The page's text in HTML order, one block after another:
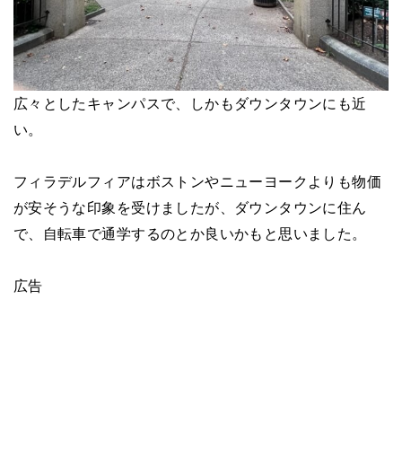
広々としたキャンパスで、しかもダウンタウンにも近
い。
フィラデルフィアはボストンやニューヨークよりも物価
が安そうな印象を受けましたが、ダウンタウンに住ん
で、自転車で通学するのとか良いかもと思いました。
広告